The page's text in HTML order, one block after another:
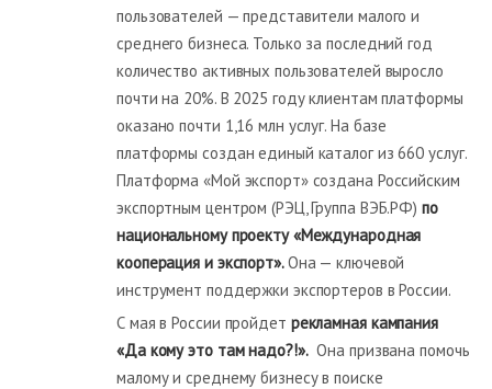
пользователей — представители малого и
среднего бизнеса. Только за последний год
количество активных пользователей выросло
почти на 20%. В 2025 году клиентам платформы
оказано почти 1,16 млн услуг. На базе
платформы создан единый каталог из 660 услуг.
Платформа «Мой экспорт» создана Российским
экспортным центром (РЭЦ, Группа ВЭБ.РФ) по
национальному проекту «Международная
кооперация и экспорт».Она — ключевой
инструмент поддержки экспортеров в России.
С мая в России пройдет рекламная кампания
«Да кому это там надо?!».Она призвана помочь
малому и среднему бизнесу в поиске